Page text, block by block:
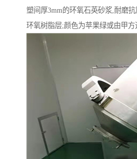
塑间厚3mm的环氧石英砂浆,耐磨
环氧树脂层;颜色为苹果绿或由甲方